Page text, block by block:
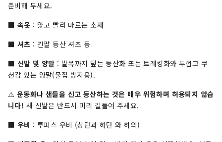
준비해 두세요.
■ 속옷 : 얇고 빨리 마르는 소재
■ 셔츠 : 긴팔 등산 셔츠 등
■ 신발 및 양말 : 발목까지 덮는 등산화 또는 트레킹화와 두껍고 쿠
션감 있는 양말(물집 방지용).
⚠️ 운동화나 샌들을 신고 등산하는 것은 매우 위험하며 허용되지 않습
니다! 새 신발은 반드시 미리 길들여 주세요.
■ 우비 : 투피스 우비 (상단과 하단 와 하의)